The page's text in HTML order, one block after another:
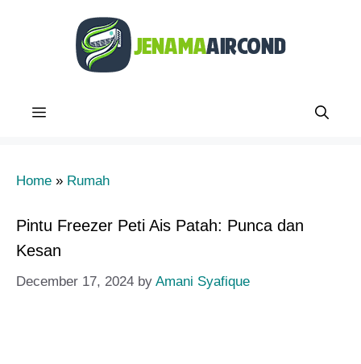
Menu
Home » Rumah
Pintu Freezer Peti Ais Patah: Punca dan
Kesan
December 17, 2024 by Amani Syafique